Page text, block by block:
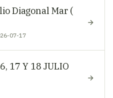
Diagonal Mar (
07-17
17 Y 18 JULIO